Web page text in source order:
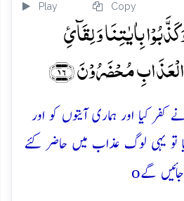
Play Copy
بِاٰیٰتِنَا وَ لِقَآیِٔ
مُحۡضَرُوۡنَ ﴿۱۶﴾
کفر کیا اور ہماری آیتوں کو اور
تو یہی لوگ عذاب میں حاضر کئے
جائیں گےo